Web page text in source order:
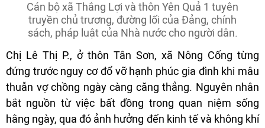
Cán bộ xã Thắng Lợi và thôn Yên Quả 1 tuyên
truyền chủ trương, đường lối của Đảng, chính
sách, pháp luật của Nhà nước cho người dân.
Chị Lê Thị P., ở thôn Tân Sơn, xã Nông Cống từng
đứng trước nguy cơ đổ vỡ hạnh phúc gia đình khi mâu
thuẫn vợ chồng ngày càng căng thẳng. Nguyên nhân
bắt nguồn từ việc bất đồng trong quan niệm sống
hằng ngày, qua đó ảnh hưởng đến kinh tế và không khí